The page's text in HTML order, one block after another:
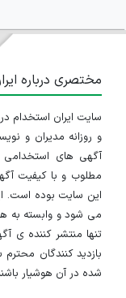
مختصری درباره
و روزانه مدیران و
آگهی های استخدامی
مطلوب و با کیفیت
این سایت بوده است.
می شود و وابسته به
تنها منتشر کننده ی
بازدید کنندگان
شده در آن هوشیار